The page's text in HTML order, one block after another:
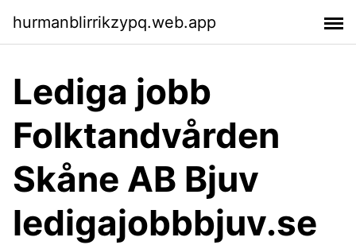
hurmanblirrikzypq.web.app
Lediga jobb
Folktandvården
Skåne AB Bjuv
ledigajobbbjuv.se